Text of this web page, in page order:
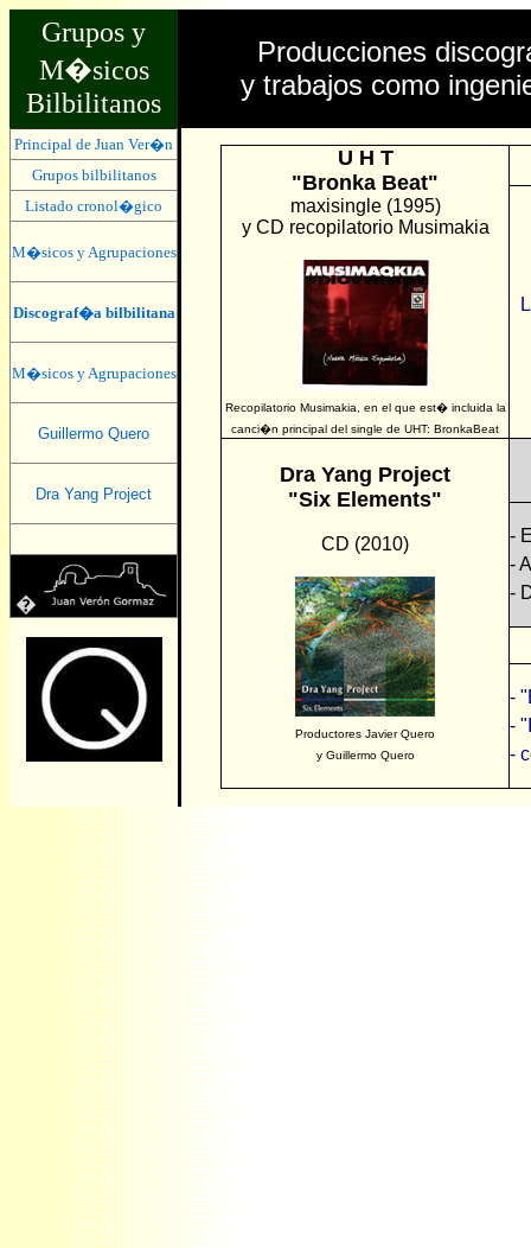
Grupos y
M�sicos
Bilbilitanos
Producciones
y trabajos como
Principal de Juan Ver�n
Grupos bilbilitanos
Listado cronol�gico
M�sicos y Agrupaciones
Discograf�a bilbilitana
M�sicos y Agrupaciones
Guillermo Quero
Dra Yang Project
�
U H T
"Bronka Beat"
maxisingle (1995)
y CD recopilatorio Musimakia
Recopilatorio Musimakia, en el que est� incluida la
canci�n principal del single de UHT: BronkaBeat
Dra Yang Project
"Six Elements"
CD (2010)
Productores Javier Quero
y Guillermo Quero
-
-
-
-
-
-